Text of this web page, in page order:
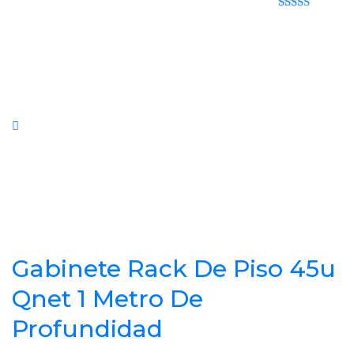
Gabinete Rack De Piso 45u
Qnet 1 Metro De
Profundidad